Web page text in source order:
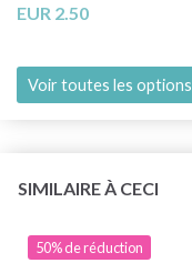
EUR 2.50
Voir toutes les options
SIMILAIRE À CECI
50% de réduction